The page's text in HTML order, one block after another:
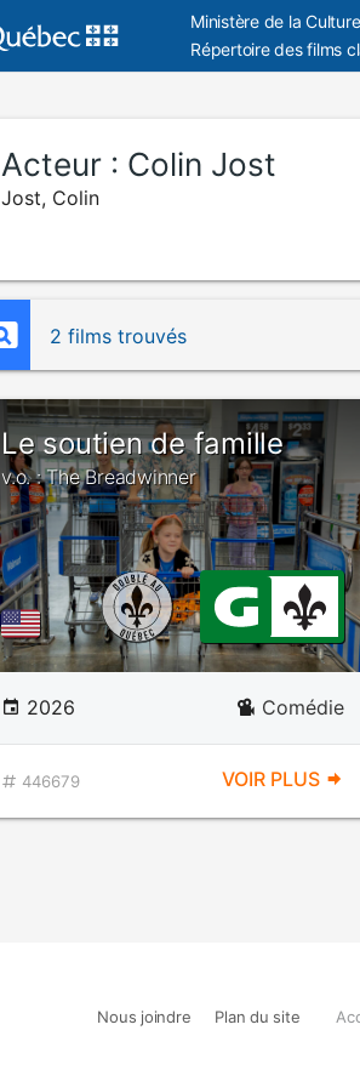
Ministère de la
Répertoire des films
Acteur : Colin Jost
Jost, Colin
2 films trouvés
Le soutien de famille
v.o. : The Breadwinner
2026 Comédie
446679 VOIR PLUS
Nous joindre Plan du site